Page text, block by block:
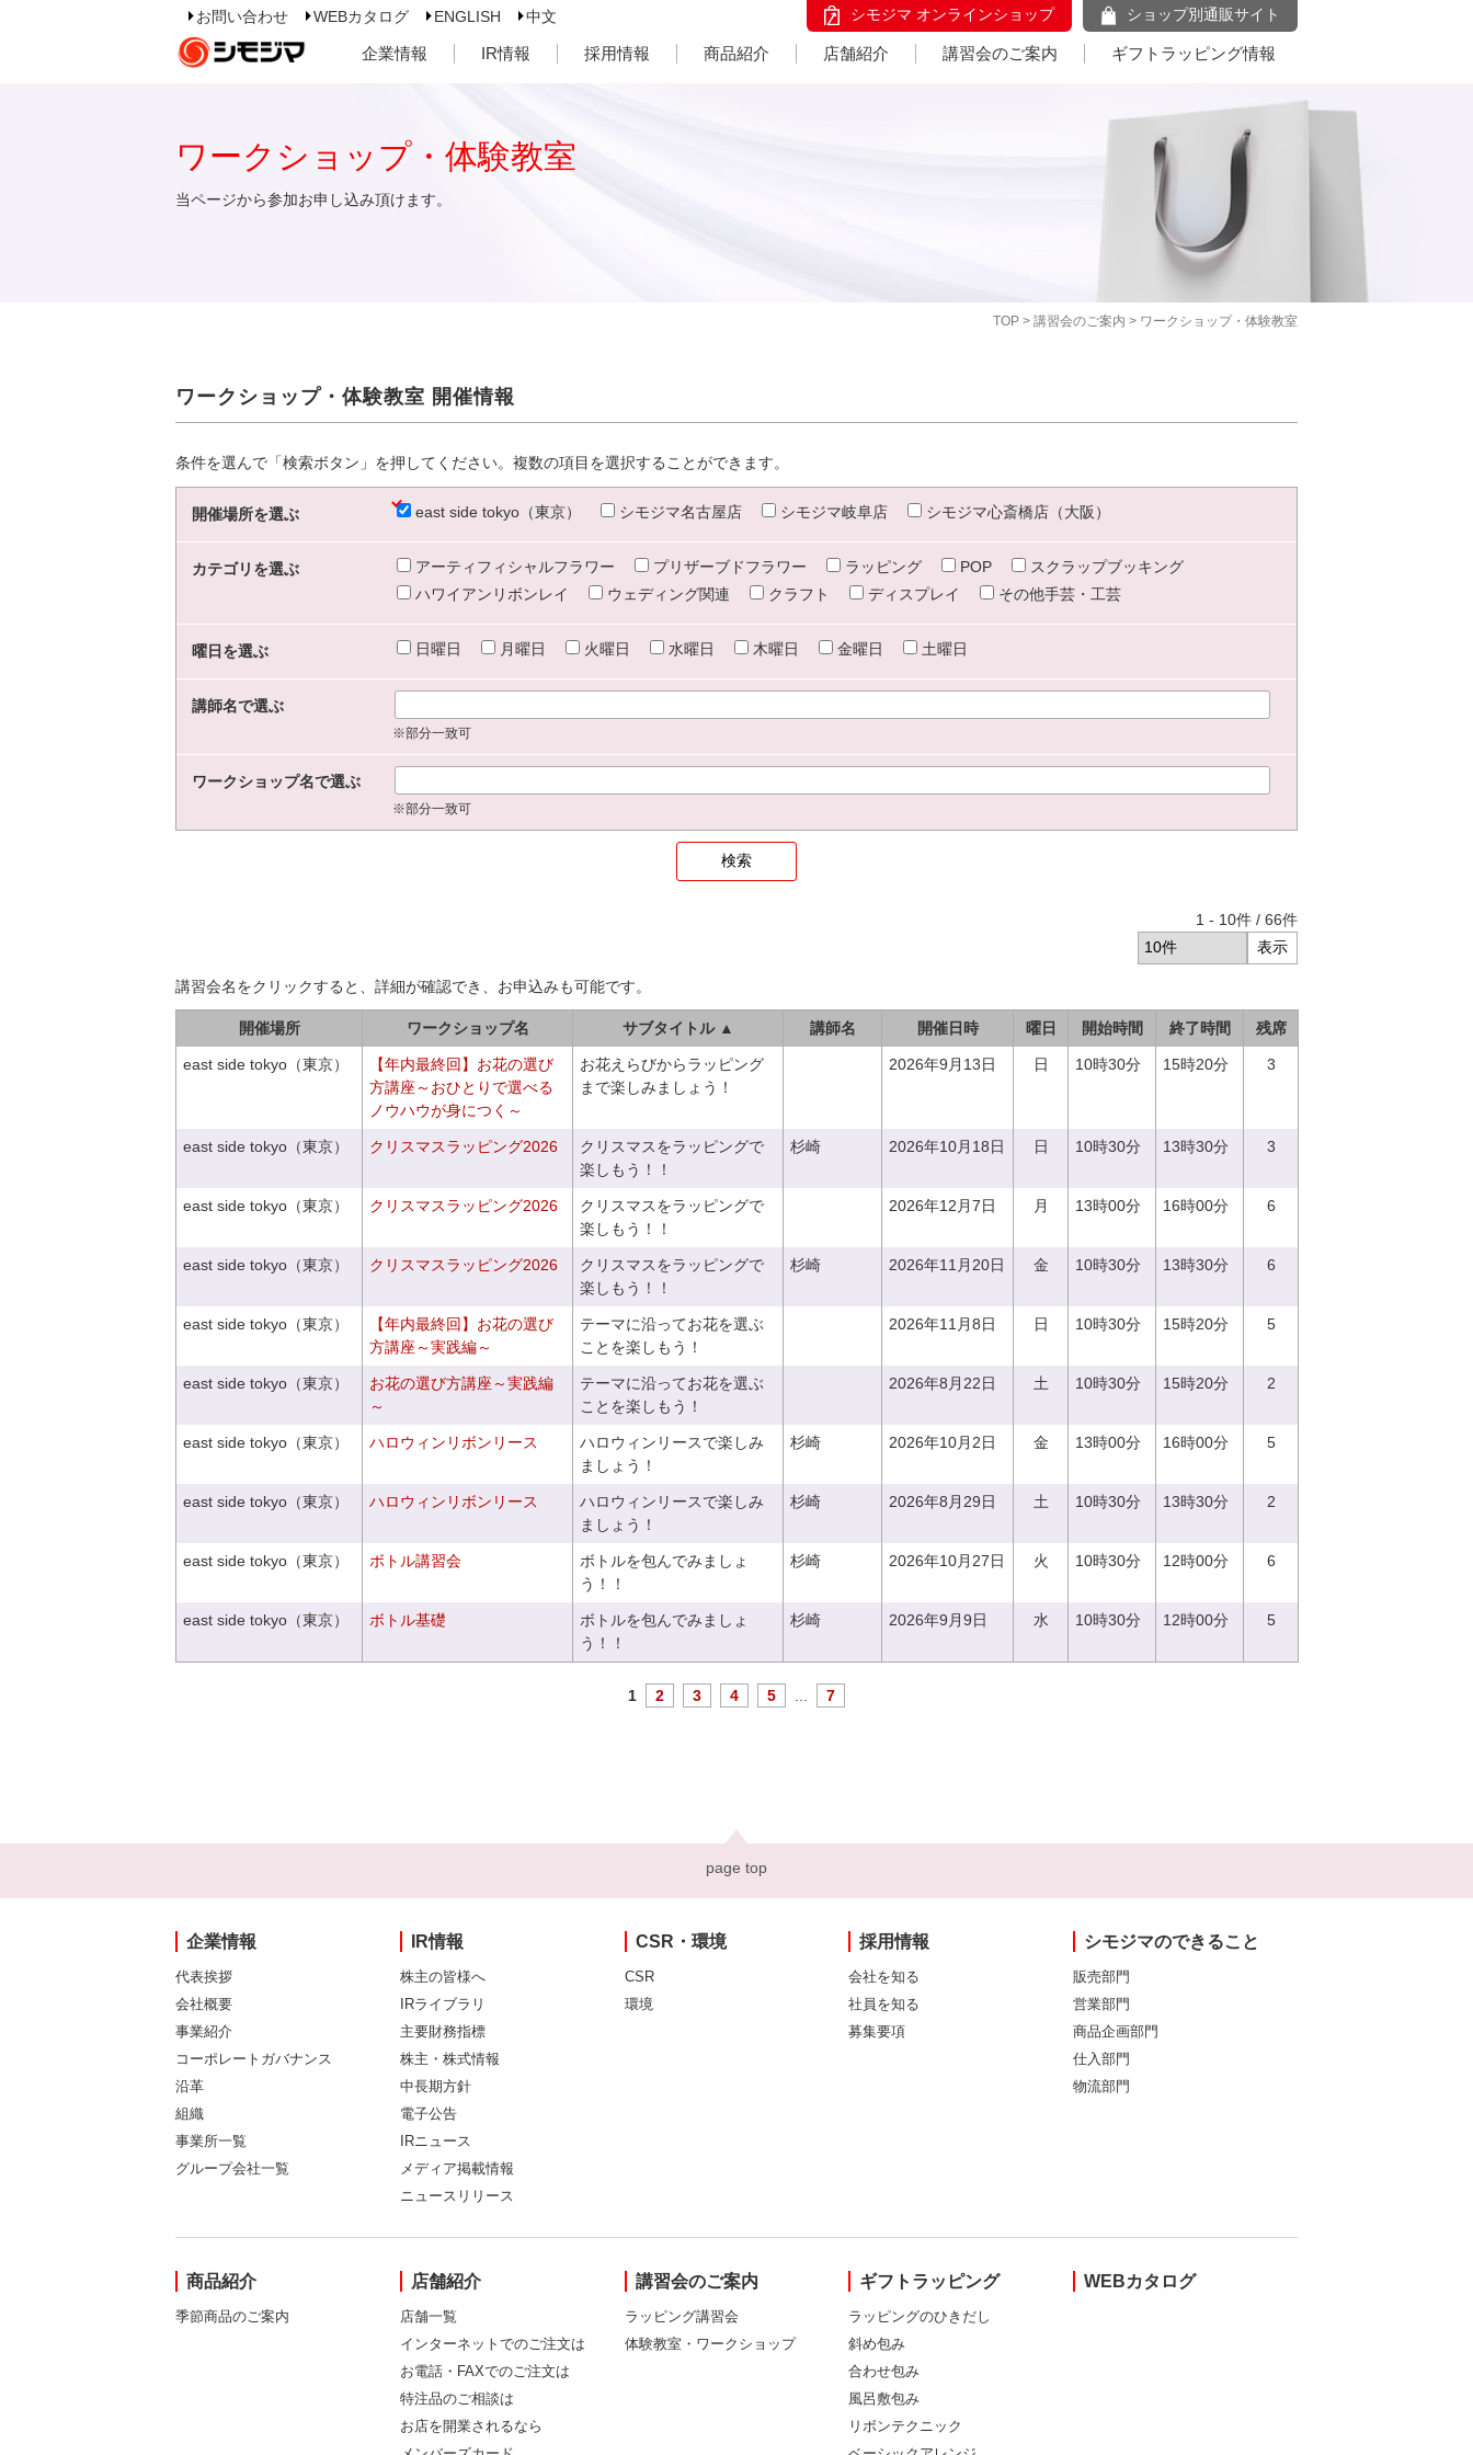
お問い合わせ WEBカタログ ENGLISH 中文 シモジマ オンラインショップ ショップ別通販サイト
企業情報 IR情報 採用情報 商品紹介 店舗紹介 講習会のご案内 ギフトラッピング情報
TOP > 講習会のご案内 > ワークショップ・体験教室
ワークショップ・体験教室
当ページから参加お申し込み頂けます。
ワークショップ・体験教室 開催情報
条件を選んで「検索ボタン」を押してください。複数の項目を選択することができます。
開催場所を選ぶ east side tokyo（東京） シモジマ名古屋店 シモジマ岐阜店 シモジマ心斎橋店（大阪）
カテゴリを選ぶ アーティフィシャルフラワー プリザーブドフラワー ラッピング POP
スクラップブッキング
ハワイアンリボンレイ
ウェディング関連 クラフト ディスプレイ その他手芸・工芸
曜日を選ぶ 日曜日 月曜日 火曜日 水曜日 木曜日 金曜日 土曜日
講師名で選ぶ
※部分一致可
ワークショップ名で選ぶ
※部分一致可
1 - 10件 / 66件
講習会名をクリックすると、詳細が確認でき、お申込みも可能です。
開催場所 ワークショップ名 サブタイトル ▲ 講師名 開催日時 曜日 開始時間 終了時間 残席
east side tokyo（東京）
【年内最終回】お花の選び
方講座～おひとりで選べる
ノウハウが身につく～
お花えらびからラッピング
まで楽しみましょう！
2026年9月13日 日 10時30分 15時20分 3
east side tokyo（東京） クリスマスラッピング2026
クリスマスをラッピングで
楽しもう！！
杉崎 2026年10月18日 日 10時30分 13時30分 3
east side tokyo（東京） クリスマスラッピング2026
クリスマスをラッピングで
楽しもう！！
2026年12月7日 月 13時00分 16時00分 6
east side tokyo（東京） クリスマスラッピング2026
クリスマスをラッピングで
楽しもう！！
杉崎 2026年11月20日 金 10時30分 13時30分 6
east side tokyo（東京）
【年内最終回】お花の選び
方講座～実践編～
テーマに沿ってお花を選ぶ
ことを楽しもう！
2026年11月8日 日 10時30分 15時20分 5
east side tokyo（東京）
お花の選び方講座～実践編
～
テーマに沿ってお花を選ぶ
ことを楽しもう！
2026年8月22日 土 10時30分 15時20分 2
east side tokyo（東京） ハロウィンリボンリース
ハロウィンリースで楽しみ
ましょう！
杉崎 2026年10月2日 金 13時00分 16時00分 5
east side tokyo（東京） ハロウィンリボンリース
ハロウィンリースで楽しみ
ましょう！
杉崎 2026年8月29日 土 10時30分 13時30分 2
east side tokyo（東京） ボトル講習会
ボトルを包んでみましょ
う！！
杉崎 2026年10月27日 火 10時30分 12時00分 6
east side tokyo（東京） ボトル基礎
ボトルを包んでみましょ
う！！
杉崎 2026年9月9日 水 10時30分 12時00分 5
1 2 3 4 5 7
page top
企業情報
代表挨拶
会社概要
事業紹介
コーポレートガバナンス
沿革
組織
事業所一覧
グループ会社一覧
IR情報
株主の皆様へ
IRライブラリ
主要財務指標
株主・株式情報
中長期方針
電子公告
IRニュース
メディア掲載情報
ニュースリリース
CSR・環境
CSR
環境
採用情報
会社を知る
社員を知る
募集要項
シモジマのできること
販売部門
営業部門
商品企画部門
仕入部門
物流部門
商品紹介
季節商品のご案内
店舗紹介
店舗一覧
インターネットでのご注文は
お電話・FAXでのご注文は
特注品のご相談は
お店を開業されるなら
講習会のご案内
ラッピング講習会
体験教室・ワークショップ
ギフトラッピング
ラッピングのひきだし
斜め包み
合わせ包み
風呂敷包み
リボンテクニック
WEBカタログ